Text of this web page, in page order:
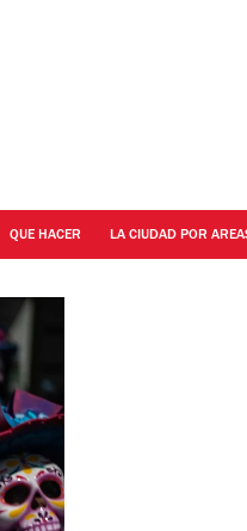
QUE HACER LA CIUDAD POR